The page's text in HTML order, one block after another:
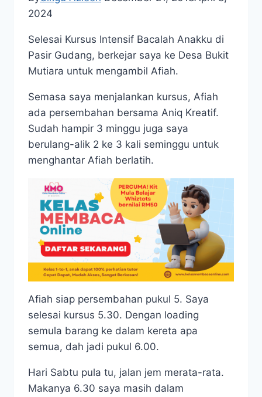
2024
Selesai Kursus Intensif Bacalah Anakku di
Pasir Gudang, berkejar saya ke Desa Bukit
Mutiara untuk mengambil Afiah.
Semasa saya menjalankan kursus, Afiah
ada persembahan bersama Aniq Kreatif.
Sudah hampir 3 minggu juga saya
berulang-alik 2 ke 3 kali seminggu untuk
menghantar Afiah berlatih.
Afiah siap persembahan pukul 5. Saya
selesai kursus 5.30. Dengan loading
semula barang ke dalam kereta apa
semua, dah jadi pukul 6.00.
Hari Sabtu pula tu, jalan jem merata-rata.
Makanya 6.30 saya masih dalam